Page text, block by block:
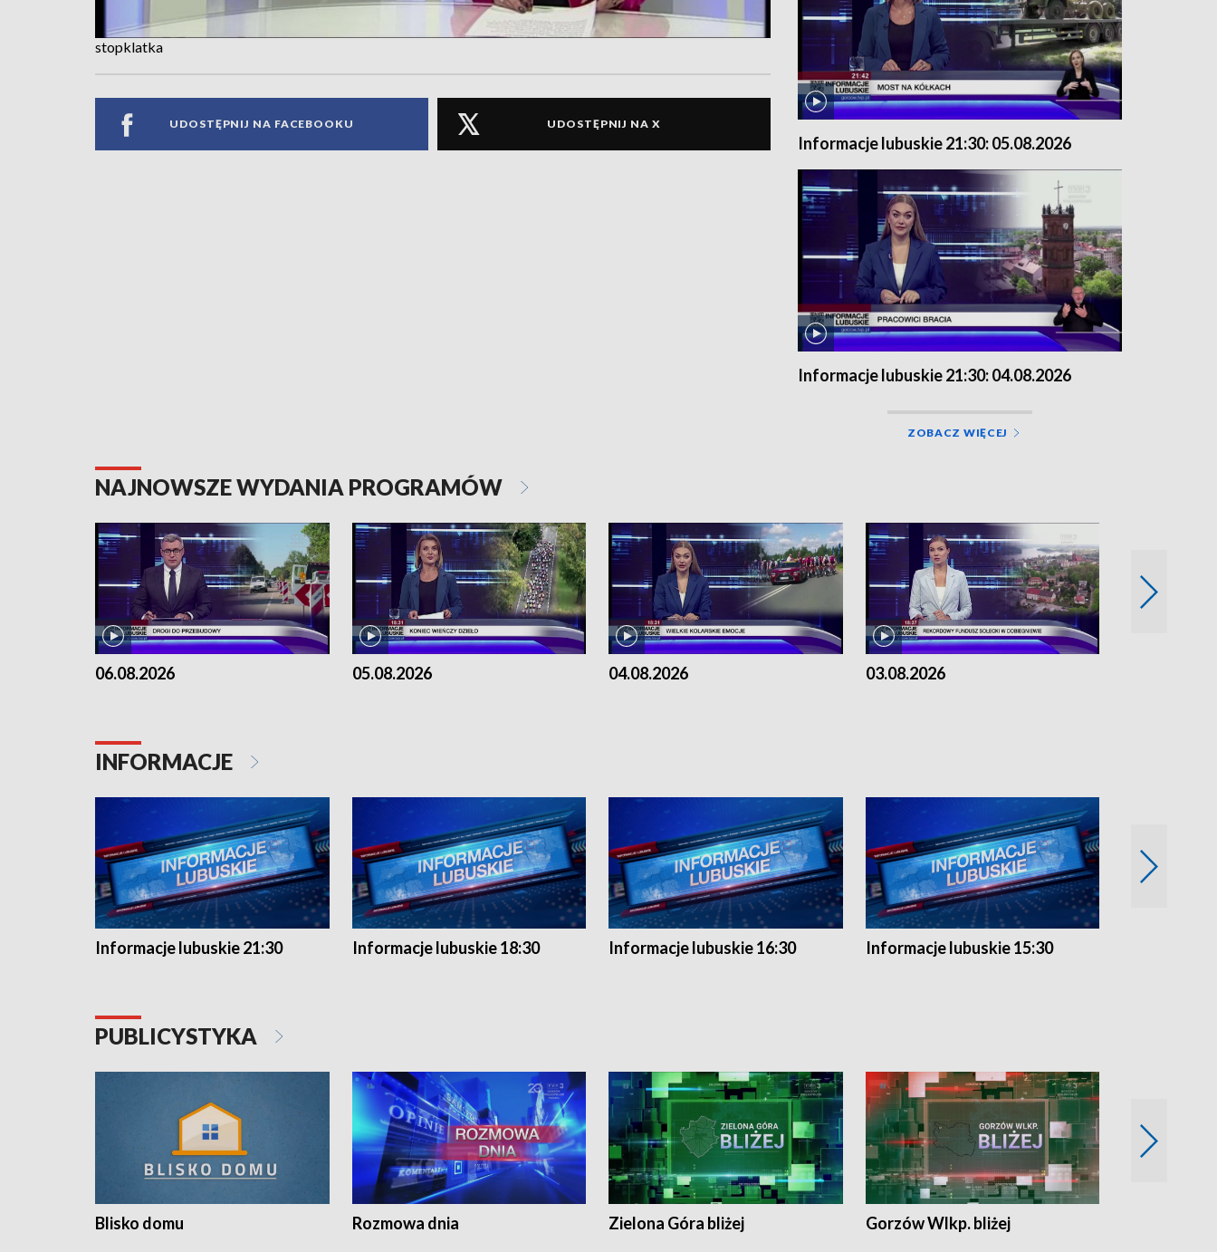
stopklatka
UDOSTĘPNIJ NA FACEBOOKU UDOSTĘPNIJ NA X
Informacje lubuskie 21:30: 05.08.2026
Informacje lubuskie 21:30: 04.08.2026
ZOBACZ WIĘCEJ
NAJNOWSZE WYDANIA PROGRAMÓW
06.08.2026 05.08.2026 04.08.2026 03.08.2026
INFORMACJE
Informacje lubuskie 21:30 Informacje lubuskie 18:30 Informacje lubuskie 16:30 Informacje lubuskie 15:30
PUBLICYSTYKA
Blisko domu Rozmowa dnia Zielona Góra bliżej Gorzów Wlkp. bliżej